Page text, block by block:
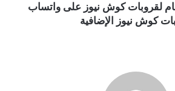
لقروبات كوش نيوز على واتساب
كوش نيوز الإضافية